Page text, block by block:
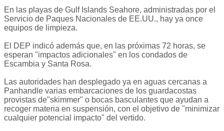
En las playas de Gulf Islands Seahore, administradas por el
Servicio de Paques Nacionales de EE.UU., hay ya once
equipos de limpieza.
El DEP indicó además que, en las próximas 72 horas, se
esperan "impactos adicionales" en los condados de
Escambia y Santa Rosa.
Las autoridades han desplegado ya en aguas cercanas a
Panhandle varias embarcaciones de los guardacostas
provistas de"skimmer" o bocas basculantes que ayudan a
recoger materia en suspensión, con el objetivo de "minimizar
cualquier potencial impacto" del vertido.